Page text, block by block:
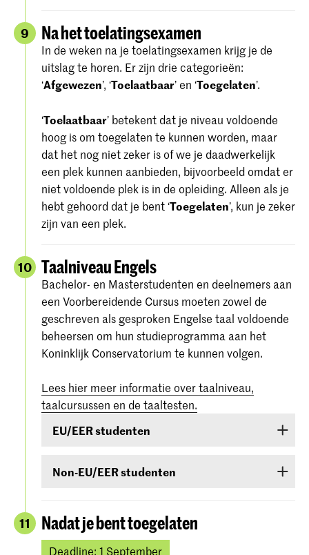
9 Na het toelatingsexamen
In de weken na je toelatingsexamen krijg je de
uitslag te horen. Er zijn drie categorieën:
‘Afgewezen’, ‘Toelaatbaar’ en ‘Toegelaten’.
‘Toelaatbaar’ betekent dat je niveau voldoende
hoog is om toegelaten te kunnen worden, maar
dat het nog niet zeker is of we je daadwerkelijk
een plek kunnen aanbieden, bijvoorbeeld omdat er
niet voldoende plek is in de opleiding. Alleen als je
hebt gehoord dat je bent ‘Toegelaten’, kun je zeker
zijn van een plek.
10 Taalniveau Engels
Bachelor- en Masterstudenten en deelnemers aan
een Voorbereidende Cursus moeten zowel de
geschreven als gesproken Engelse taal voldoende
beheersen om hun studieprogramma aan het
Koninklijk Conservatorium te kunnen volgen.
Lees hier meer informatie over taalniveau,
taalcursussen en de taaltesten.
EU/EER studenten
Suriname die de Engelse taal onvoldoende
dat je de Engelse taal onvoldoende beheerst,
ben je verplicht een cursus te volgen en in het
Non-EU/EER studenten
masteropleiding of voorbereidende cursus en je
komt uit een land buiten de EU (met
uitzondering van Canada, Australië, Nieuw-
11 Nadat je bent toegelaten
Deadline: 1 September